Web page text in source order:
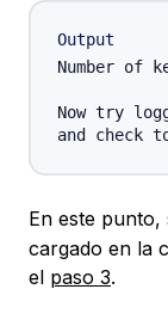
Output
Number of
Now try
En este punto,
cargado en la
el paso 3.